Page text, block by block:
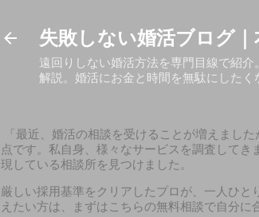
失敗しない婚活ブログ
遠回りしない婚活方法を専門目線で紹
解説。婚活にお金と時間を無駄にしたく
「最近、婚活の相談を受けることが増えまし
点です。私自身、様々なサービスを調査して
現している相談所を見つけました。
厳しい採用基準をクリアしたプロが、一人ひ
えたい方は、まずはこちらの無料相談で自分に